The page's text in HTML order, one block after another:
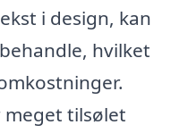
i design, kan
hvilket
meget tilsølet